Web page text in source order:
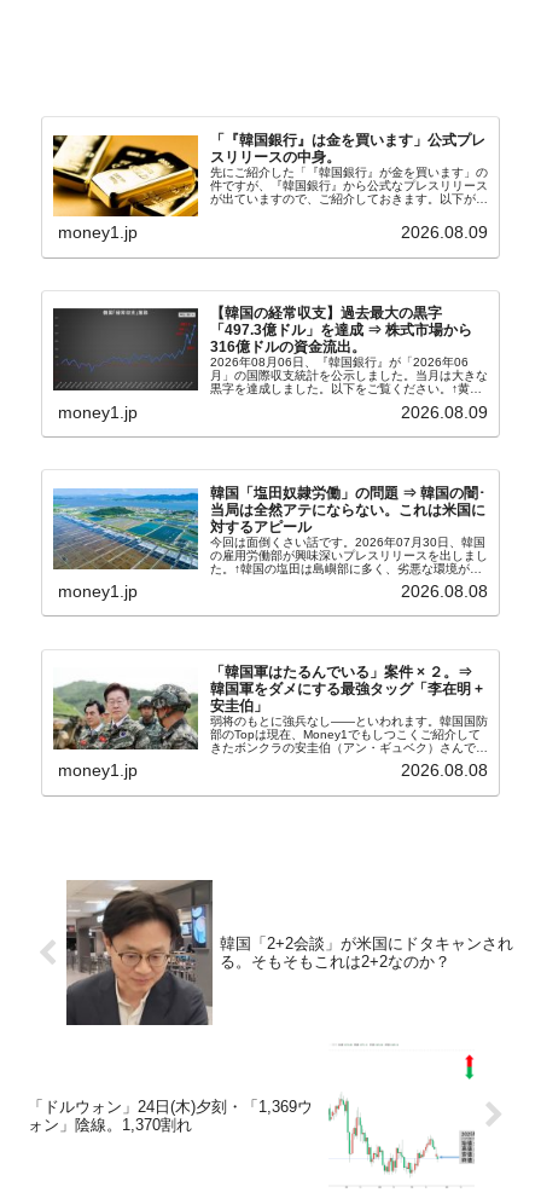
「『韓国銀行』は金を買います」公式プレ
スリリースの中身。
先にご紹介した「『韓国銀行』が金を買います」の
件ですが、『韓国銀行』から公式なプレスリリース
が出ていますので、ご紹介しておきます。以下が全
れ協力体制を構築□『韓国銀行』は、国内生産金の
money1.jp 2026.08.09
【韓国の経常収支】過去最大の黒字
「497.3億ドル」を達成 ⇒ 株式市場から
316億ドルの資金流出。
2026年08月06日、『韓国銀行』が「2026年06
月」の国際収支統計を公示しました。当月は大きな
黒字を達成しました。以下をご覧ください。↑黄色
の経常収支です。2026年06月貿易収支：4...
money1.jp 2026.08.09
韓国「塩田奴隷労働」の問題 ⇒ 韓国の闇･
当局は全然アテにならない。これは米国に
対するアピール
今回は面倒くさい話です。2026年07月30日、韓国
の雇用労働部が興味深いプレスリリースを出しまし
た。↑韓国の塩田は島嶼部に多く、劣悪な環境が一
たといわれます（後述）。これは、いわゆる「塩田
money1.jp 2026.08.08
「韓国軍はたるんでいる」案件 × ２。⇒
韓国軍をダメにする最強タッグ「李在明 +
安圭伯」
弱将のもとに強兵なし――といわれます。韓国国防
部のTopは現在、Money1でもしつこくご紹介して
きたボンクラの安圭伯（アン・ギュベク）さんで
さんと「韓国初の文官上がり」の国防部長官安圭伯
money1.jp 2026.08.08
韓国「2+2会談」が米国にドタキャンされ
る。そもそもこれは2+2なのか？
「ドルウォン」24日(木)夕刻・「1,369ウ
ォン」陰線。1,370割れ